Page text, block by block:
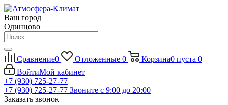
Ваш город
Одинцово
Сравнение0 Отложенные 0 Корзина0 пуста 0
ВойтиМой кабинет
+7 (930) 725-27-77
+7 (930) 725-27-77 Звоните с 9:00 до 20:00
Заказать звонок